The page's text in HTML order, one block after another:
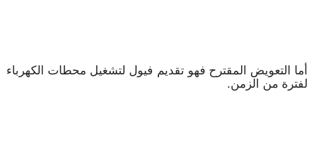
أما التعويض المقترح فهو تقديم فيول لتشغيل محطات الكهرباء
لفترة من الزمن.